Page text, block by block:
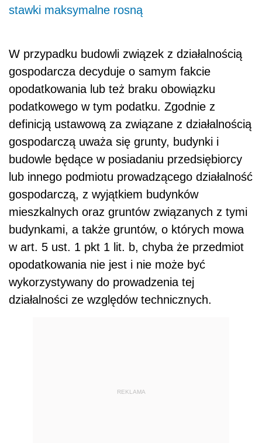
stawki maksymalne rosną
W przypadku budowli związek z działalnością
gospodarcza decyduje o samym fakcie
opodatkowania lub też braku obowiązku
podatkowego w tym podatku. Zgodnie z
definicją ustawową za związane z działalnością
gospodarczą uważa się grunty, budynki i
budowle będące w posiadaniu przedsiębiorcy
lub innego podmiotu prowadzącego działalność
gospodarczą, z wyjątkiem budynków
mieszkalnych oraz gruntów związanych z tymi
budynkami, a także gruntów, o których mowa
w art. 5 ust. 1 pkt 1 lit. b, chyba że przedmiot
opodatkowania nie jest i nie może być
wykorzystywany do prowadzenia tej
działalności ze względów technicznych.
REKLAMA